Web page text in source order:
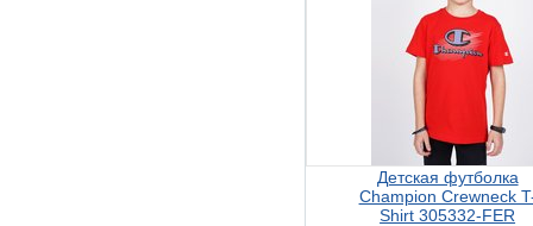
Детская футболка
Champion Crewneck
Shirt 305332-FER